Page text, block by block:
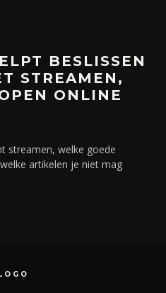
BESLISSEN
STREAMEN,
ONLINE
streamen, welke goede
artikelen je niet mag